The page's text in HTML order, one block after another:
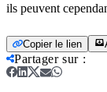
ils peuvent
Copier le lien
Partager sur: